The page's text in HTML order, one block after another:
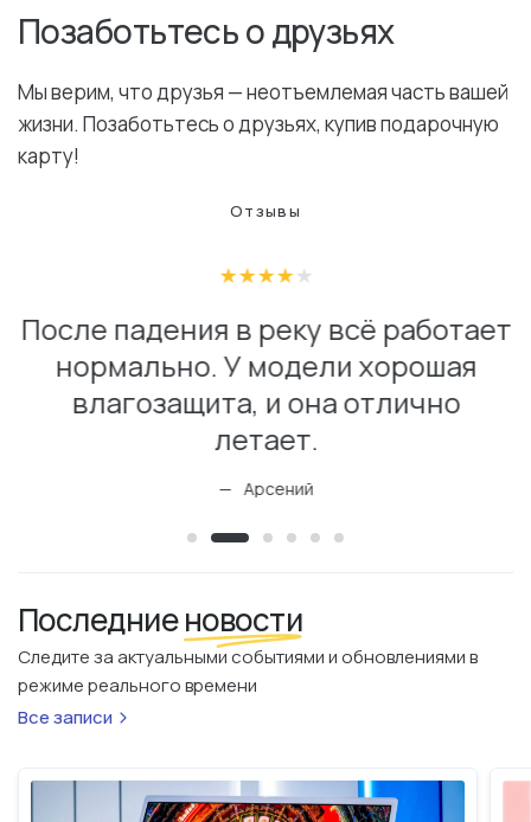
Позаботьтесь о друзьях
Мы верим, что друзья — неотъемлемая часть вашей
жизни. Позаботьтесь о друзьях, купив подарочную
карту!
Отзывы
После падения в реку всё работает
нормально. У модели хорошая
влагозащита, и она отлично
летает.
Арсений
Последниеновости
Следите за актуальными событиями и обновлениями в
режиме реального времени
Все записи